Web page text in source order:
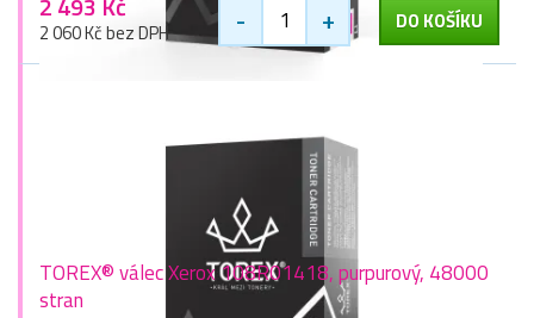
2 060 Kč bez DPH - + DO KOŠÍKU
TOREX® válec Xerox 108R01418, purpurový, 48000
stran